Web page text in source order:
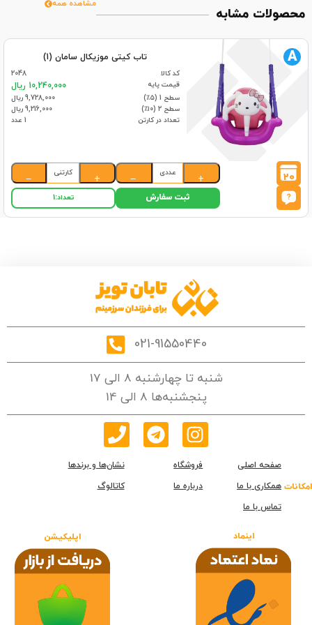
محصولات مشابه
مشاهده همه
تاب کیتی موزیکال سامان (1)
کد کالا
2048
قیمت پایه
10,240,000 ریال
سطح 1 (۵٪)
9,728,000 ریال
سطح 2 (۱۰٪)
9,216,000 ریال
تعداد در کارتن
1 عدد
20
A
+
عددی
−
+
کارتنی
−
ثبت سفارش تعداد:1
021-91550440
شنبه تا چهارشنبه 8 الی 17
پنجشنبه‌ها 8 الی 14
امکانات
صفحه اصلی فروشگاه
نشان‌ها و برندها
همکاری با ما
درباره ما
کاتالوگ
تماس با ما
اینماد اپلیکیشن